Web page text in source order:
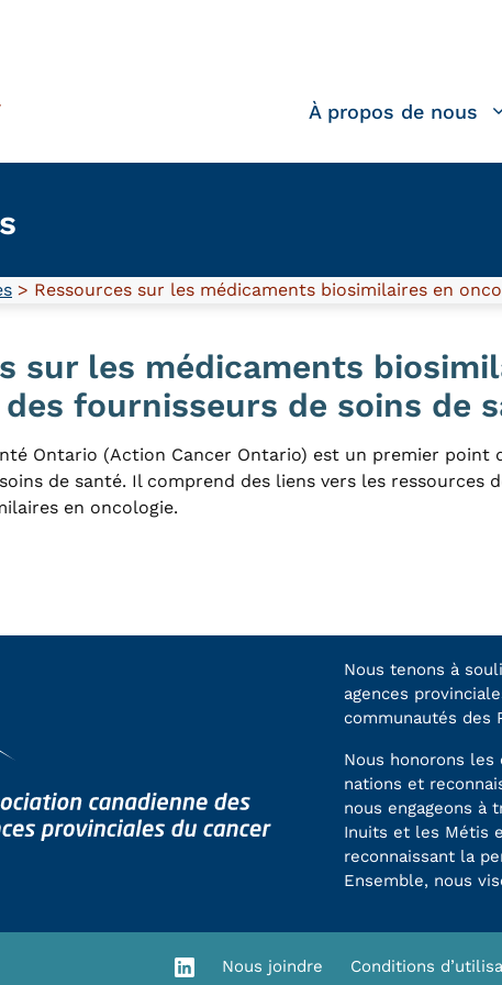
À propos de nous
> Ressources sur les médicaments biosimilaires en
sur les médicaments
fournisseurs de soins de
Ontario (Action Cancer Ontario) est un premier
de santé. Il comprend des liens vers les ressources
en oncologie.
Nous tenons à
agences
communautés des
Nous honorons
nations et
nous engageons à
Inuits et les Métis
reconnaissant la
Ensemble, nous
Nous joindre Conditions